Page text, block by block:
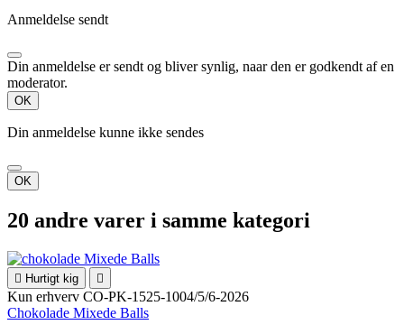
Anmeldelse sendt
Din anmeldelse er sendt og bliver synlig, naar den er godkendt af en
moderator.
OK
Din anmeldelse kunne ikke sendes
OK
20 andre varer i samme kategori
 Hurtigt kig 
Kun erhverv CO-PK-1525-1004/5/6-2026
Chokolade Mixede Balls